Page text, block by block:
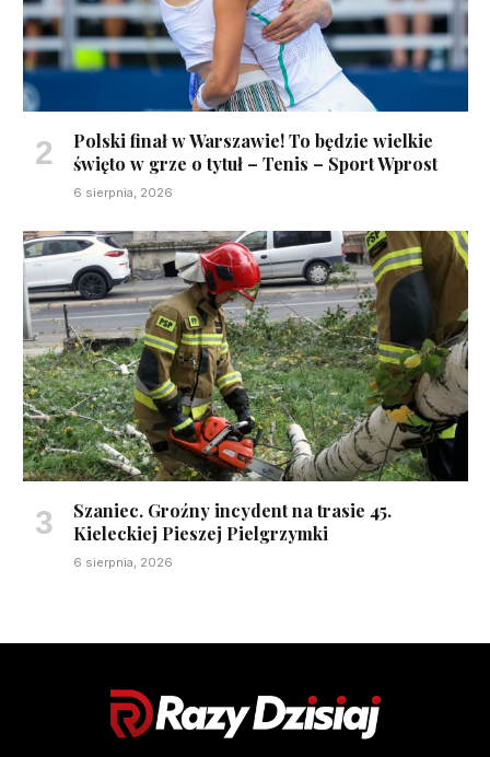
Polski finał w Warszawie! To będzie wielkie
święto w grze o tytuł – Tenis – Sport Wprost
6 sierpnia, 2026
Szaniec. Groźny incydent na trasie 45.
Kieleckiej Pieszej Pielgrzymki
6 sierpnia, 2026